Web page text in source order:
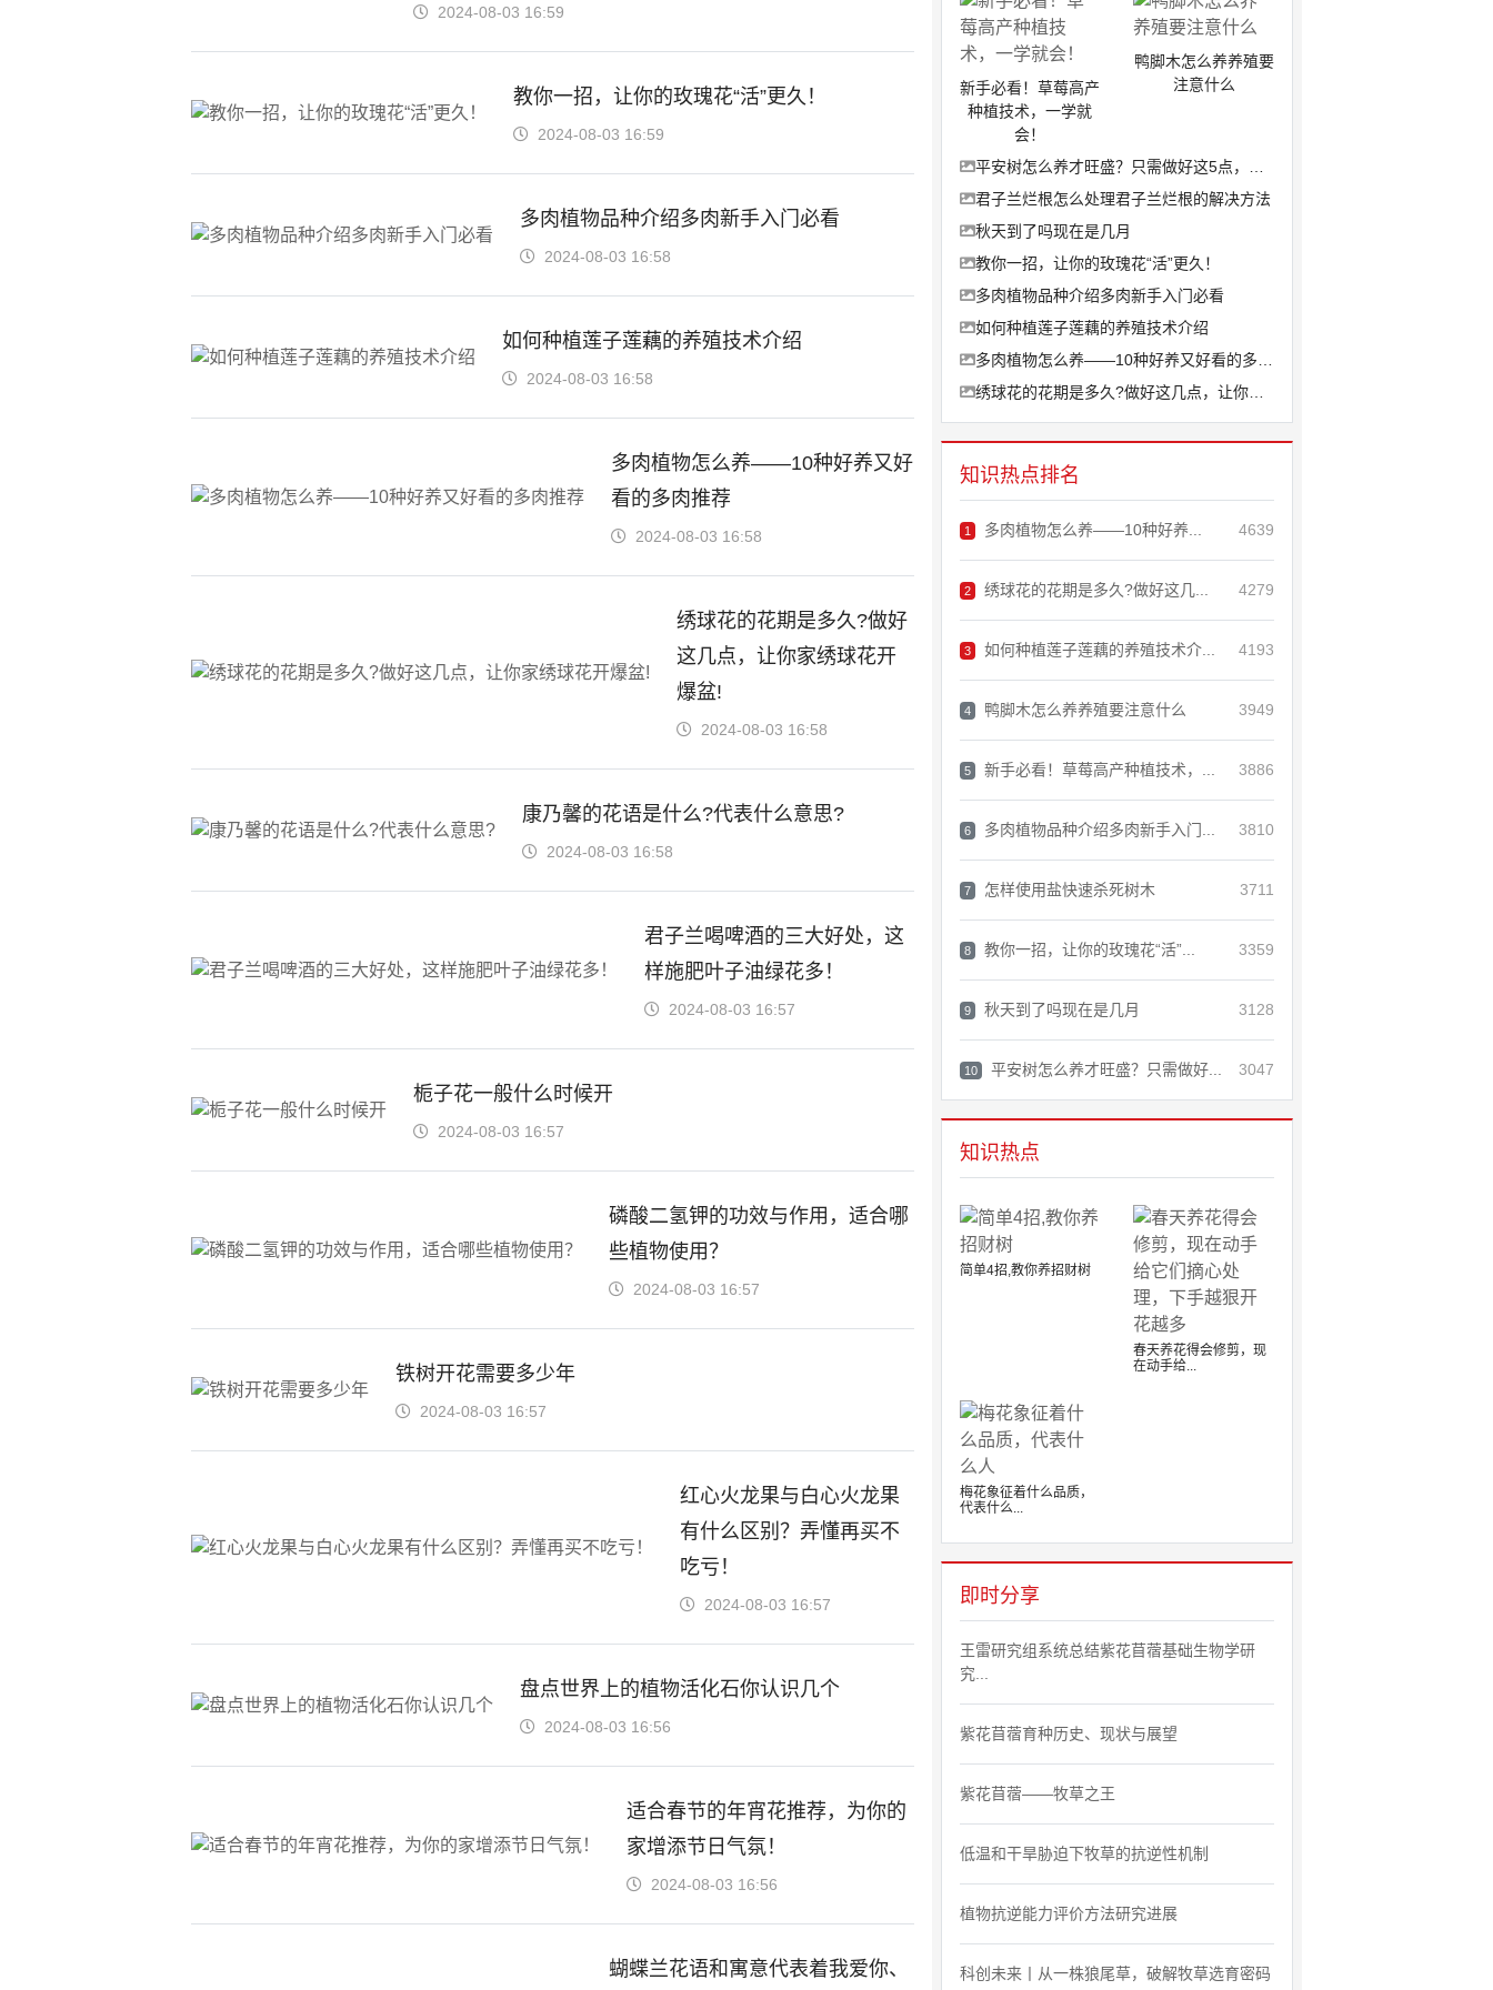
2024-08-03 16:59
教你一招，让你的玫瑰花“活”更久！
2024-08-03 16:59
多肉植物品种介绍多肉新手入门必看
2024-08-03 16:58
如何种植莲子莲藕的养殖技术介绍
2024-08-03 16:58
多肉植物怎么养——10种好养又好
看的多肉推荐
2024-08-03 16:58
绣球花的花期是多久?做好
这几点，让你家绣球花开
爆盆!
2024-08-03 16:58
康乃馨的花语是什么?代表什么意思?
2024-08-03 16:58
君子兰喝啤酒的三大好处，这
样施肥叶子油绿花多！
2024-08-03 16:57
栀子花一般什么时候开
2024-08-03 16:57
磷酸二氢钾的功效与作用，适合哪
些植物使用？
2024-08-03 16:57
铁树开花需要多少年
2024-08-03 16:57
红心火龙果与白心火龙果
有什么区别？弄懂再买不
吃亏！
2024-08-03 16:57
盘点世界上的植物活化石你认识几个
2024-08-03 16:56
适合春节的年宵花推荐，为你的
家增添节日气氛！
2024-08-03 16:56
蝴蝶兰花语和寓意代表着我爱你、
新手必看！草莓高产
种植技术，一学就
会！
鸭脚木怎么养养殖要
注意什么
平安树怎么养才旺盛？只需做好这5点，叶片...
君子兰烂根怎么处理君子兰烂根的解决方法
秋天到了吗现在是几月
教你一招，让你的玫瑰花“活”更久！
多肉植物品种介绍多肉新手入门必看
如何种植莲子莲藕的养殖技术介绍
多肉植物怎么养——10种好养又好看的多肉...
绣球花的花期是多久?做好这几点，让你家绣...
知识热点排名
1 多肉植物怎么养——10种好养... 4639
2 绣球花的花期是多久?做好这几... 4279
3 如何种植莲子莲藕的养殖技术介... 4193
4 鸭脚木怎么养养殖要注意什么 3949
5 新手必看！草莓高产种植技术，... 3886
6 多肉植物品种介绍多肉新手入门... 3810
7 怎样使用盐快速杀死树木 3711
8 教你一招，让你的玫瑰花“活”... 3359
9 秋天到了吗现在是几月 3128
10 平安树怎么养才旺盛？只需做好... 3047
知识热点
简单4招,教你养招财树
春天养花得会修剪，现
在动手给...
梅花象征着什么品质，
代表什么...
即时分享
王雷研究组系统总结紫花苜蓿基础生物学研
究...
紫花苜蓿育种历史、现状与展望
紫花苜蓿——牧草之王
低温和干旱胁迫下牧草的抗逆性机制
植物抗逆能力评价方法研究进展
科创未来丨从一株狼尾草，破解牧草选育密码